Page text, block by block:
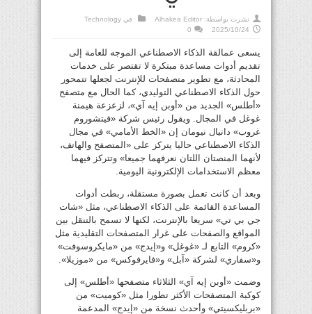
نشرت بواسطة: Alhakea Editor في Technology
2025/10/24
0
يسعى عمالقة الذكاء الاصطناعي الموجه للعامة إلى
تقديم أدوات مساعدة مبتكرة لا تقتصر على خدمات
المحادثة، مع تطوير متصفحات للإنترنت لجعلها تتمحور
حول الذكاء الاصطناعي التوليدي، كما الحال مع متصفح
«أطلس» الجديد من «أوبن إيه آي»، لزعزعة هيمنة
غوغل في المجال. ويقول رئيس شركة «فيتشوروم
غروب» دانيال نيومان إن «الخط الأمامي» في مجال
الذكاء الاصطناعي حاليا يتركز على «المتصفح والهاتف،
لأنهما المنصتان اللتان نعرفهما جميعا» وتتركز فيهما
معظم الاستخدامات الإلكترونية اليومية.
وبعد أن كانت تعمل بصورة مستقلة، ربطت أدوات
المساعدة القائمة على الذكاء الاصطناعي، مثل «شات
جي بي تي» سريعا بالإنترنت، لكنها لا تسمح بالتنقل بين
المواقع والصفحات على غرار المتصفحات التقليدية مثل
«كروم» التابع لـ «غوغل» و«إيدج» من «مايكروسوفت»
و«سفاري» لشركة «آبل» و«فايرفوكس» من «موزيلا».
وضمت «أوبن إيه آي» الثلاثاء متصفحها «أطلس» إلى
كوكبة المتصفحات الأكثر تطورا مثل «كوميت» من
«بربليكسيتي» وأحدث نسخة من «إيدج» المدعمة